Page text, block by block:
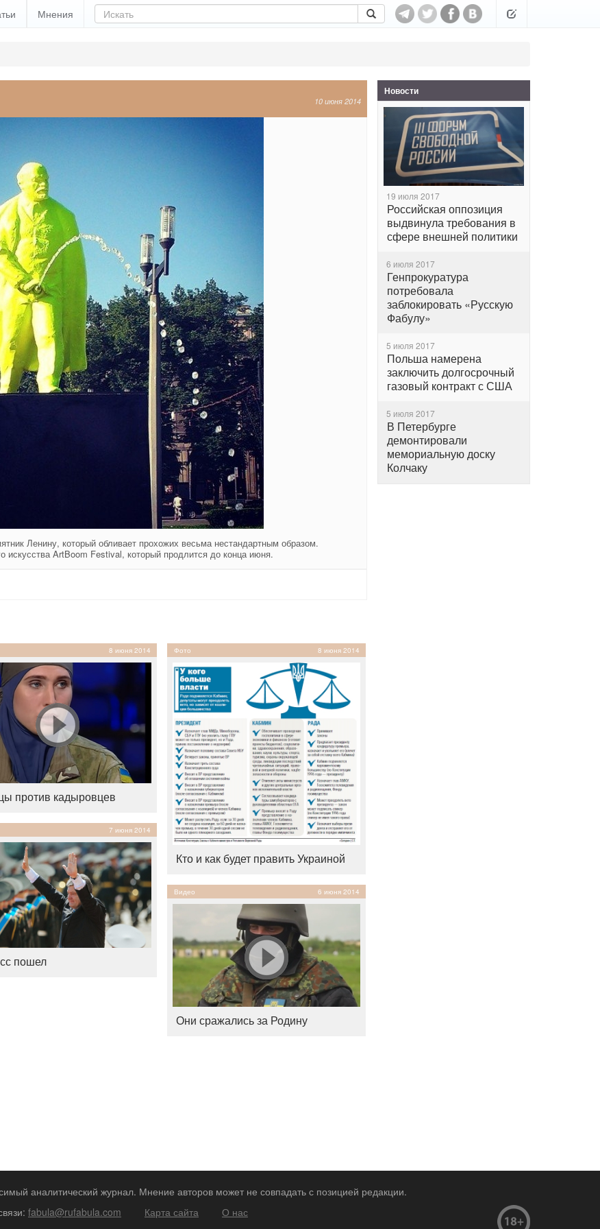
Мнения
10 июня 2014
Ленину, который обливает прохожих весьма нестандартным образом.
искусства ArtBoom Festival, который продлится до конца июня.
Новости
19 июля 2017
Российская оппозиция
выдвинула требования в
сфере внешней политики
6 июля 2017
Генпрокуратура
потребовала
заблокировать «Русскую
Фабулу»
5 июля 2017
Польша намерена
заключить долгосрочный
газовый контракт с США
5 июля 2017
В Петербурге
демонтировали
мемориальную доску
Колчаку
8 июня 2014
против кадыровцев
7 июня 2014
пошел
Фото 8 июня 2014
Кто и как будет править Украиной
Видео 6 июня 2014
Они сражались за Родину
аналитический журнал. Мнение авторов может не совпадать с позицией редакции.
fabula@rufabula.com Карта сайта О нас